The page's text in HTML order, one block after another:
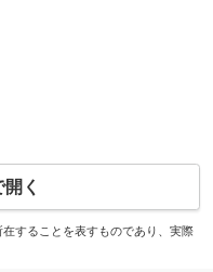
く
することを表すものであり、実際